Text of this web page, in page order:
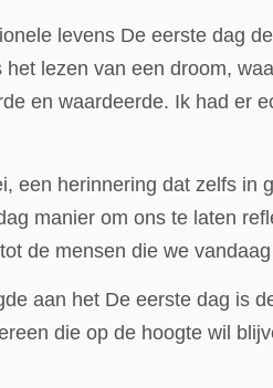
levens De eerste dag de
lezen van een droom,
en waardeerde. Ik had er
een herinnering dat zelfs in
manier om ons te laten
de mensen die we
aan het De eerste dag is
die op de hoogte wil